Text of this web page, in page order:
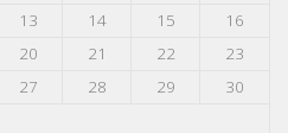
13 14 15
16
20 21 22
23
27 28 29
30